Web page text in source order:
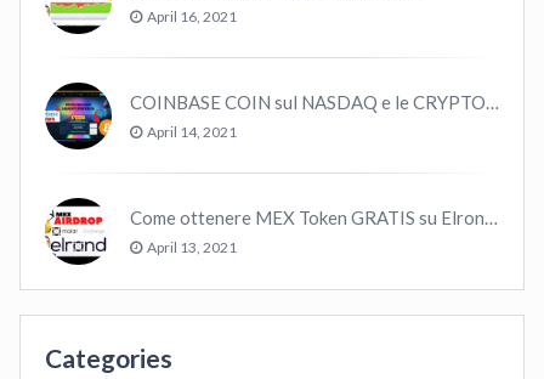
April 16, 2021
COINBASE COIN sul NASDAQ e le CRYPTO volano!
April 14, 2021
Come ottenere MEX Token GRATIS su Elrond ?
April 13, 2021
Categories